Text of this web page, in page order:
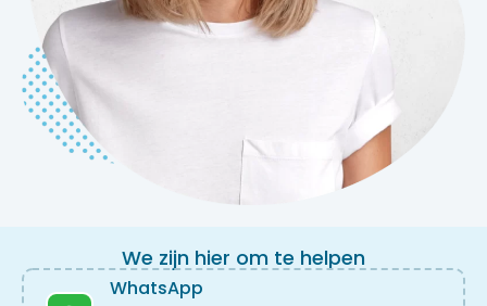
We zijn hier om te helpen
WhatsApp